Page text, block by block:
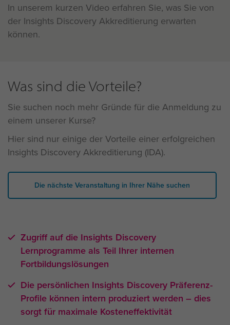
In unserem kurzen Video erfahren Sie, was Sie von
der Insights Discovery Akkreditierung erwarten
können.
Was sind die Vorteile?
Sie suchen noch mehr Gründe für die Anmeldung zu
einem unserer Kurse?
Hier sind nur einige der Vorteile einer erfolgreichen
Insights Discovery Akkreditierung (IDA).
Die nächste Veranstaltung in Ihrer Nähe suchen
Zugriff auf die Insights Discovery
Lernprogramme als Teil Ihrer internen
Fortbildungslösungen
Die persönlichen Insights Discovery Präferenz-
Profile können intern produziert werden – dies
sorgt für maximale Kosteneffektivität